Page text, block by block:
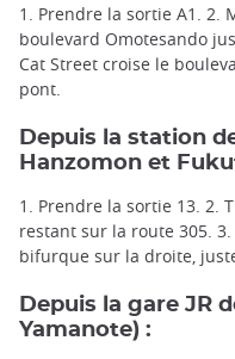
1. Prendre la sortie A1. 2.
boulevard Omotesando
Cat Street croise le
pont.
Depuis la station
Hanzomon et
1. Prendre la sortie 13. 2.
restant sur la route 305.
bifurque sur la droite,
Depuis la gare JR
Yamanote) :